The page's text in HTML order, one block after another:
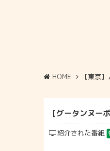
HOME 【東京
【グータンヌ
紹介された番組